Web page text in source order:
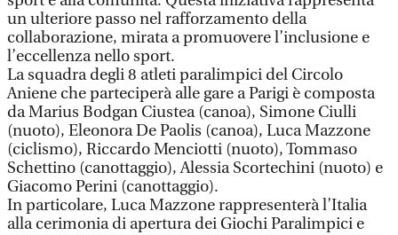
un ulteriore passo nel rafforzamento della
collaborazione, mirata a promuovere l’inclusione e
l’eccellenza nello sport.
La squadra degli 8 atleti paralimpici del Circolo
Aniene che parteciperà alle gare a Parigi è composta
da Marius Bodgan Ciustea (canoa), Simone Ciulli
(nuoto), Eleonora De Paolis (canoa), Luca Mazzone
(ciclismo), Riccardo Menciotti (nuoto), Tommaso
Schettino (canottaggio), Alessia Scortechini (nuoto) e
Giacomo Perini (canottaggio).
In particolare, Luca Mazzone rappresenterà l’Italia
alla cerimonia di apertura dei Giochi Paralimpici e